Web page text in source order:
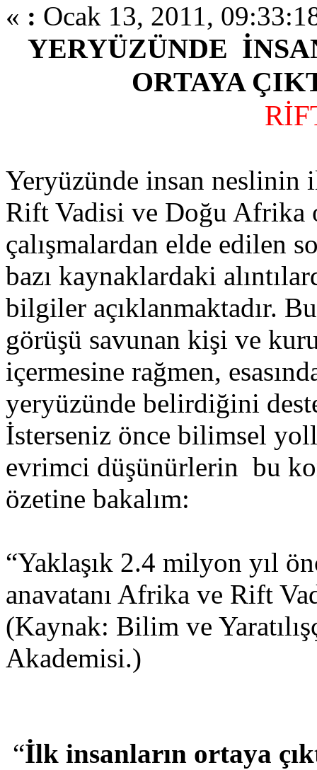
« : Ocak 13, 2011,
YERYÜZÜNDE
ORTAYA
Yeryüzünde insan neslinin
Rift Vadisi ve Doğu Afrika
çalışmalardan elde edilen
bazı kaynaklardaki
bilgiler açıklanmaktadır.
görüşü savunan kişi ve
içermesine rağmen,
yeryüzünde belirdiğini
İsterseniz önce bilimsel
evrimci düşünürlerin bu
özetine bakalım:
“Yaklaşık 2.4 milyon yıl
anavatanı Afrika ve Rift
(Kaynak: Bilim ve
Akademisi.)
“İlk insanların ortaya